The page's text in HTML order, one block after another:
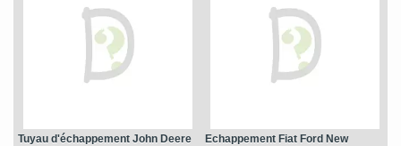
Tuyau d'échappement John Deere
Echappement Fiat Ford New